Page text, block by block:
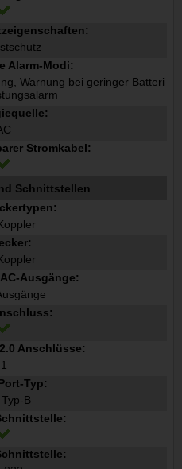
Alarm-Modi:
Warnung bei geringer Batteri
Stromkabel:
Schnittstellen
Ausgänge:
Anschlüsse:
1
Typ:
B